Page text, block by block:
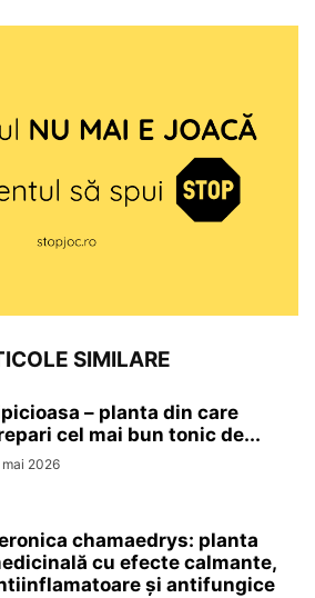
SIMILARE
– planta din care
cel mai bun tonic de...
mai 2026
chamaedrys: planta
cu efecte calmante,
și antifungice